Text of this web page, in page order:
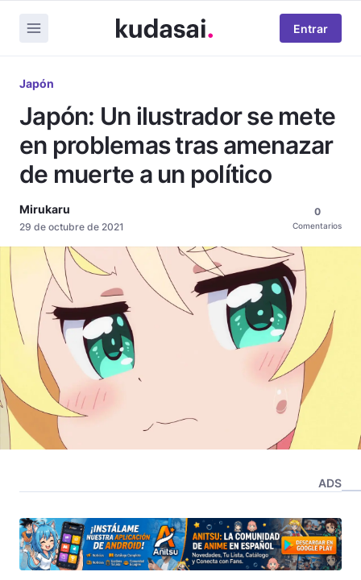
Entrar
Japón
Japón: Un ilustrador se mete
en problemas tras amenazar
de muerte a un político
Mirukaru
29 de octubre de 2021
0
Comentarios
ADS